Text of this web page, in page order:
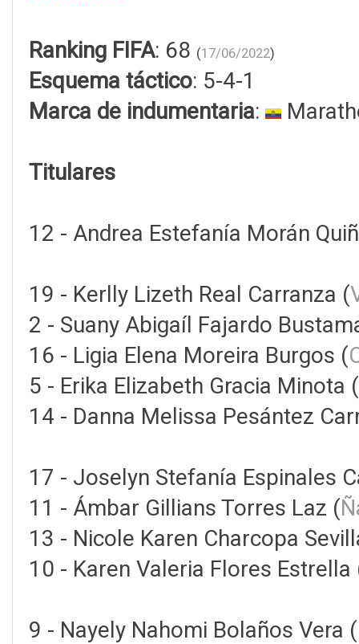
Ranking FIFA: 68 (17/06/2022)
Esquema táctico: 5-4-1
Marca de indumentaria:
Titulares
12 - Andrea Estefanía Morán
19 - Kerlly Lizeth Real Carranza (
2 - Suany Abigaíl Fajardo
16 - Ligia Elena Moreira Burgos (
5 - Erika Elizabeth Gracia Minota (
14 - Danna Melissa Pesántez
17 - Joselyn Stefanía Espinales
11 - Ámbar Gillians Torres Laz (
13 - Nicole Karen Charcopa
10 - Karen Valeria Flores Estrella
9 - Nayely Nahomi Bolaños Vera (